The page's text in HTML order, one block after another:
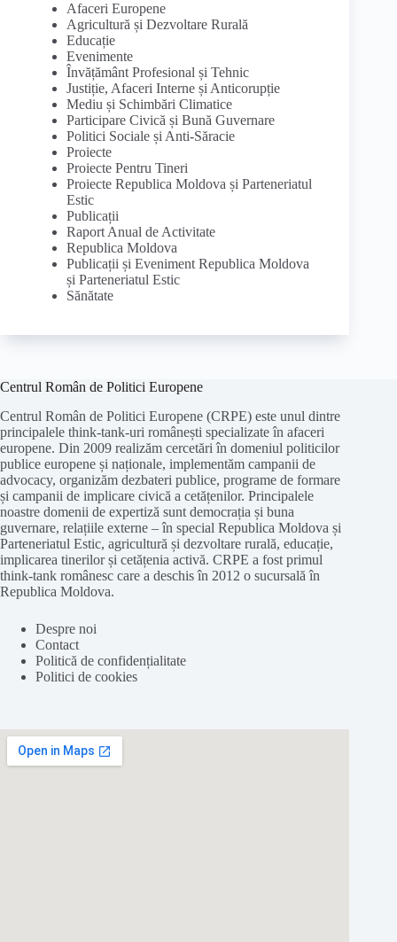
Afaceri Europene
Agricultură și Dezvoltare Rurală
Educație
Evenimente
Învățământ Profesional și Tehnic
Justiție, Afaceri Interne și Anticorupție
Mediu și Schimbări Climatice
Participare Civică și Bună Guvernare
Politici Sociale și Anti-Săracie
Proiecte
Proiecte Pentru Tineri
Proiecte Republica Moldova și Parteneriatul
Estic
Publicații
Raport Anual de Activitate
Republica Moldova
Publicații și Eveniment Republica Moldova
și Parteneriatul Estic
Sănătate
Centrul Român de Politici Europene
Centrul Român de Politici Europene (CRPE) este unul dintre
principalele think-tank-uri românești specializate în afaceri
europene. Din 2009 realizăm cercetări în domeniul politicilor
publice europene și naționale, implementăm campanii de
advocacy, organizăm dezbateri publice, programe de formare
și campanii de implicare civică a cetățenilor. Principalele
noastre domenii de expertiză sunt democrația și buna
guvernare, relațiile externe – în special Republica Moldova și
Parteneriatul Estic, agricultură și dezvoltare rurală, educație,
implicarea tinerilor și cetățenia activă. CRPE a fost primul
think-tank românesc care a deschis în 2012 o sucursală în
Republica Moldova.
Despre noi
Contact
Politică de confidențialitate
Politici de cookies